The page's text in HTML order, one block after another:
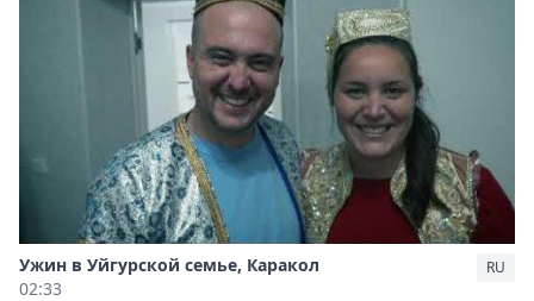
Ужин в Уйгурской семье, Каракол
02:33
RU